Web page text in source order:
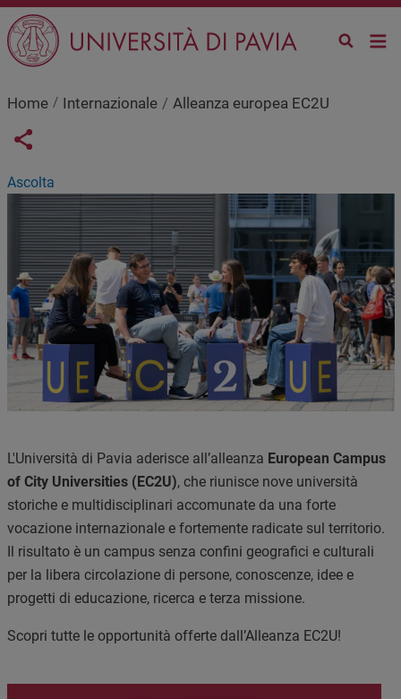
Skip to main content
Home Internazionale Alleanza europea EC2U
Links condivisione social
Share button
Ascolta
Image
L'Università di Pavia aderisce all’alleanza European Campus
of City Universities (EC2U), che riunisce nove università
storiche e multidisciplinari accomunate da una forte
vocazione internazionale e fortemente radicate sul territorio.
Il risultato è un campus senza confini geografici e culturali
per la libera circolazione di persone, conoscenze, idee e
progetti di educazione, ricerca e terza missione.
Scopri tutte le opportunità offerte dall’Alleanza EC2U!